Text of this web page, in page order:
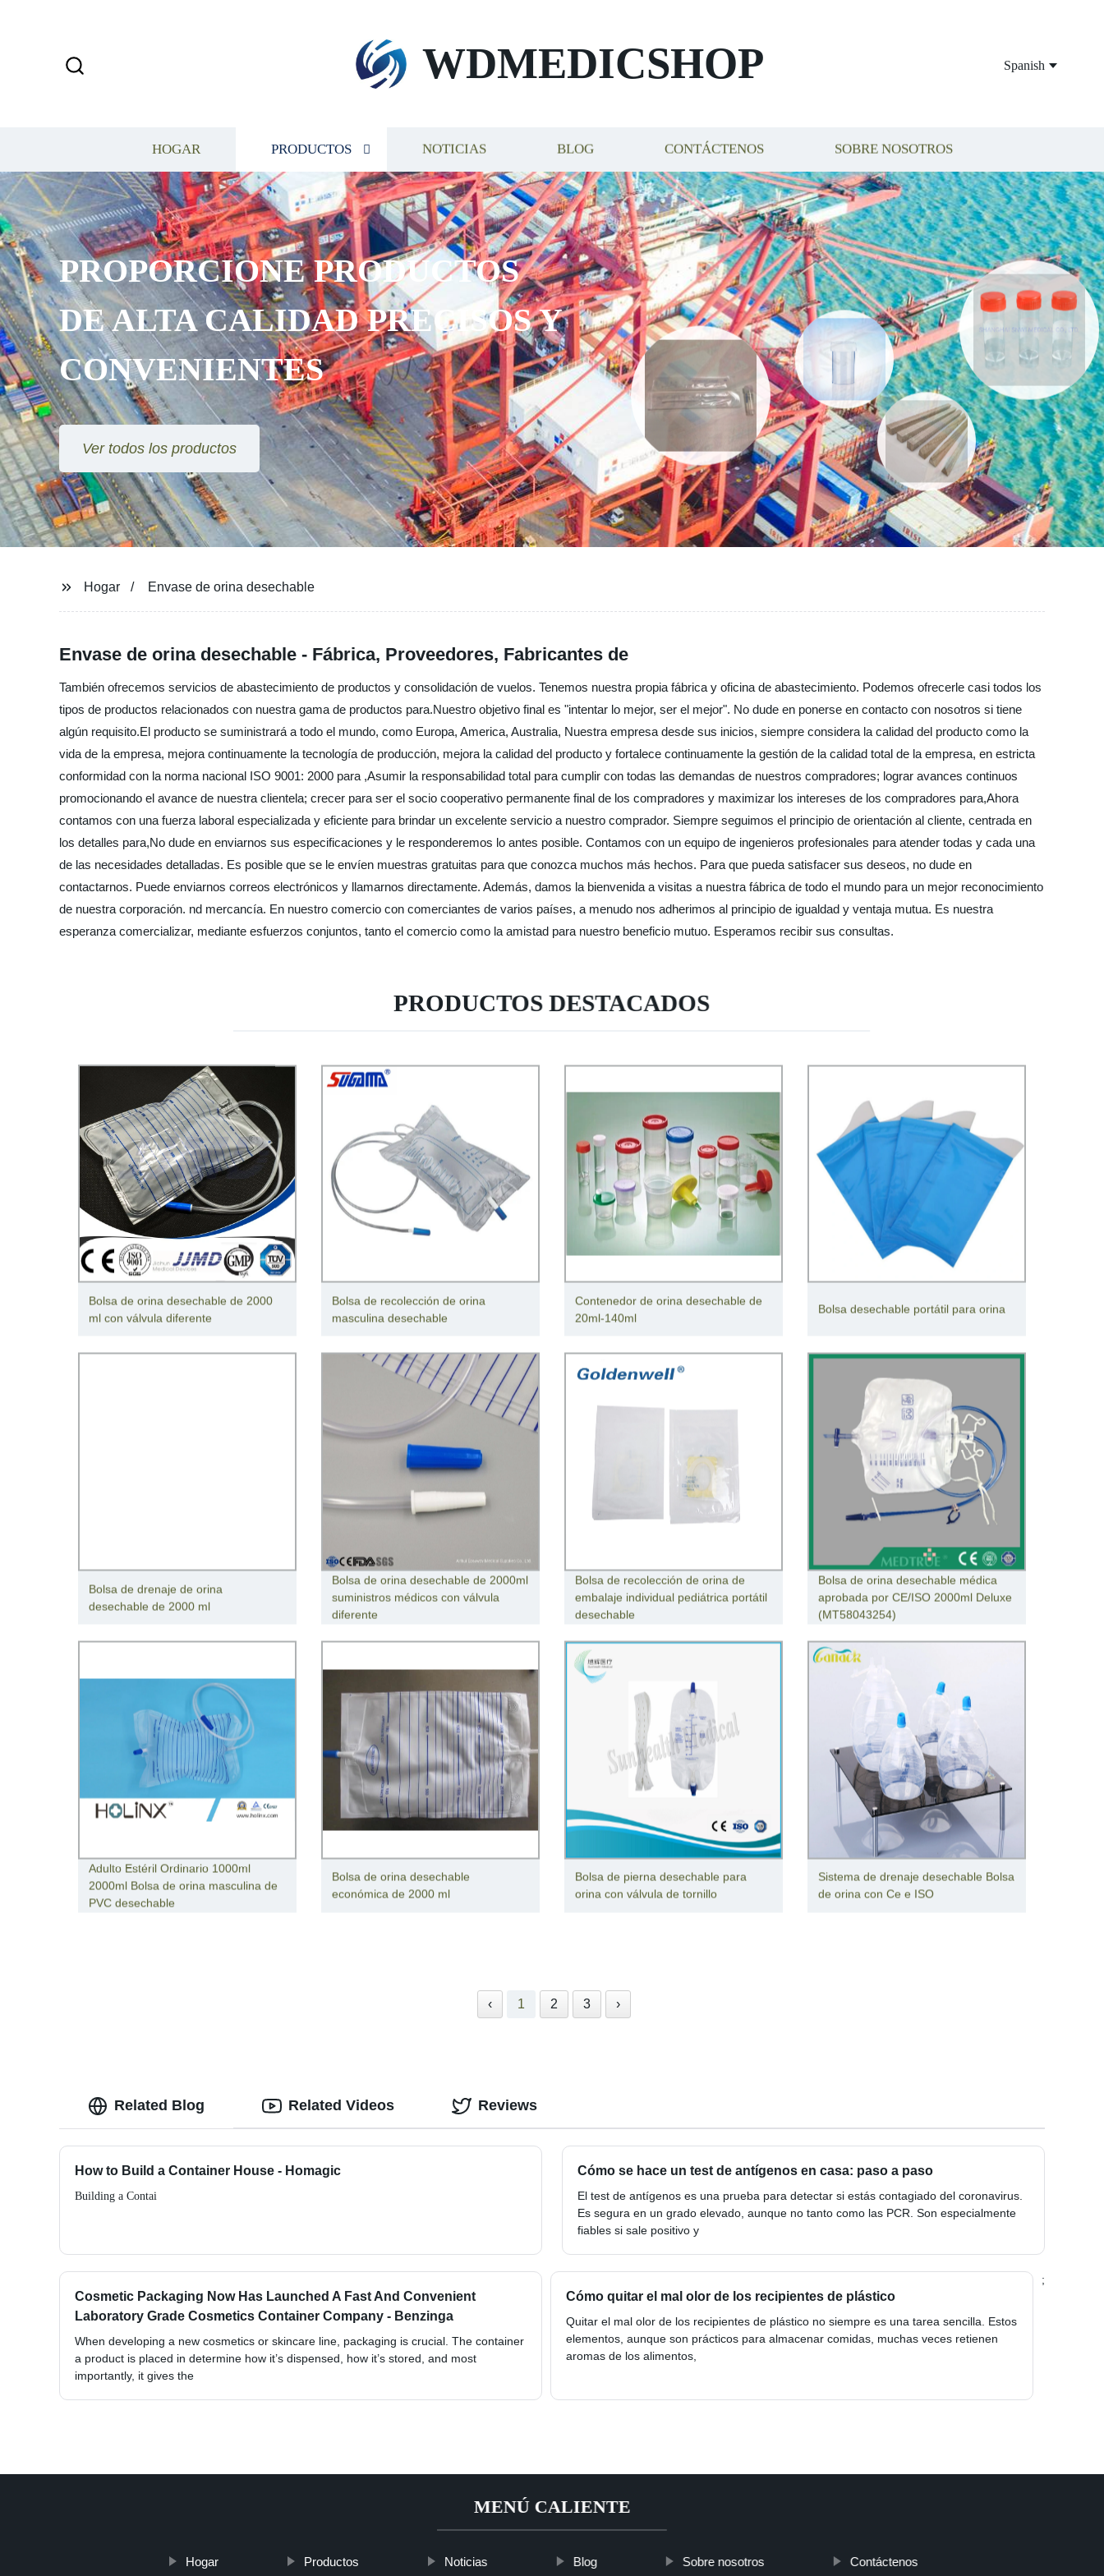
WDMEDICSHOP Spanish
HOGAR PRODUCTOS NOTICIAS BLOG CONTÁCTENOS SOBRE NOSOTROS
PROPORCIONE PRODUCTOS
DE ALTA CALIDAD PRECISOS Y
CONVENIENTES
Ver todos los productos
Hogar Envase de orina desechable
Envase de orina desechable - Fábrica, Proveedores, Fabricantes de
También ofrecemos servicios de abastecimiento de productos y consolidación de vuelos. Tenemos nuestra propia fábrica y oficina de abastecimiento. Podemos ofrecerle casi todos los
tipos de productos relacionados con nuestra gama de productos para.Nuestro objetivo final es "intentar lo mejor, ser el mejor". No dude en ponerse en contacto con nosotros si tiene
algún requisito.El producto se suministrará a todo el mundo, como Europa, America, Australia, Nuestra empresa desde sus inicios, siempre considera la calidad del producto como la
vida de la empresa, mejora continuamente la tecnología de producción, mejora la calidad del producto y fortalece continuamente la gestión de la calidad total de la empresa, en estricta
conformidad con la norma nacional ISO 9001: 2000 para ,Asumir la responsabilidad total para cumplir con todas las demandas de nuestros compradores; lograr avances continuos
promocionando el avance de nuestra clientela; crecer para ser el socio cooperativo permanente final de los compradores y maximizar los intereses de los compradores para,Ahora
contamos con una fuerza laboral especializada y eficiente para brindar un excelente servicio a nuestro comprador. Siempre seguimos el principio de orientación al cliente, centrada en
los detalles para,No dude en enviarnos sus especificaciones y le responderemos lo antes posible. Contamos con un equipo de ingenieros profesionales para atender todas y cada una
de las necesidades detalladas. Es posible que se le envíen muestras gratuitas para que conozca muchos más hechos. Para que pueda satisfacer sus deseos, no dude en
contactarnos. Puede enviarnos correos electrónicos y llamarnos directamente. Además, damos la bienvenida a visitas a nuestra fábrica de todo el mundo para un mejor reconocimiento
de nuestra corporación. nd mercancía. En nuestro comercio con comerciantes de varios países, a menudo nos adherimos al principio de igualdad y ventaja mutua. Es nuestra
esperanza comercializar, mediante esfuerzos conjuntos, tanto el comercio como la amistad para nuestro beneficio mutuo. Esperamos recibir sus consultas.
PRODUCTOS DESTACADOS
Bolsa de orina desechable de 2000
ml con válvula diferente
Bolsa de recolección de orina
masculina desechable
Contenedor de orina desechable de
20ml-140ml
Bolsa desechable portátil para orina
Bolsa de drenaje de orina
desechable de 2000 ml
Bolsa de orina desechable de 2000ml
suministros médicos con válvula
diferente
Bolsa de recolección de orina de
embalaje individual pediátrica portátil
desechable
Bolsa de orina desechable médica
aprobada por CE/ISO 2000ml Deluxe
(MT58043254)
Adulto Estéril Ordinario 1000ml
2000ml Bolsa de orina masculina de
PVC desechable
Bolsa de orina desechable
económica de 2000 ml
Bolsa de pierna desechable para
orina con válvula de tornillo
Sistema de drenaje desechable Bolsa
de orina con Ce e ISO
‹ 1 2 3 ›
Related Blog
How to Build a Container House - Homagic
Building a Contai
Cómo se hace un test de antígenos en casa: paso a paso
El test de antígenos es una prueba para detectar si estás contagiado del coronavirus.
Es segura en un grado elevado, aunque no tanto como las PCR. Son especialmente
fiables si sale positivo y
Cosmetic Packaging Now Has Launched A Fast And Convenient
Laboratory Grade Cosmetics Container Company - Benzinga
When developing a new cosmetics or skincare line, packaging is crucial. The container
a product is placed in determine how it’s dispensed, how it’s stored, and most
importantly, it gives the
Cómo quitar el mal olor de los recipientes de plástico
Quitar el mal olor de los recipientes de plástico no siempre es una tarea sencilla. Estos
elementos, aunque son prácticos para almacenar comidas, muchas veces retienen
aromas de los alimentos,
;
Related Videos Reviews
MENÚ CALIENTE
Hogar Productos Noticias Blog Sobre nosotros Contáctenos